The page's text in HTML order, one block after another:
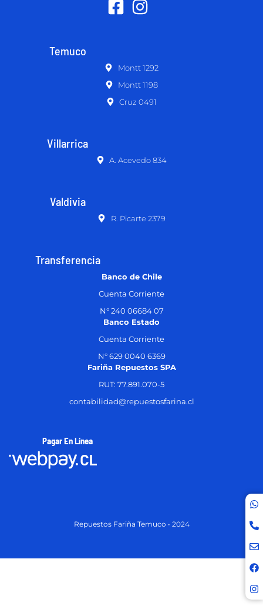
Temuco
Montt 1292
Montt 1198
Cruz 0491
Villarrica
A. Acevedo 834
Valdivia
R. Picarte 2379
Transferencia
Banco de Chile
Cuenta Corriente
N° 240 06684 07
Banco Estado
Cuenta Corriente
N° 629 0040 6369
Fariña Repuestos SPA
RUT: 77.891.070-5
contabilidad@repuestosfarina.cl
Pagar En Línea
Repuestos Fariña Temuco • 2024